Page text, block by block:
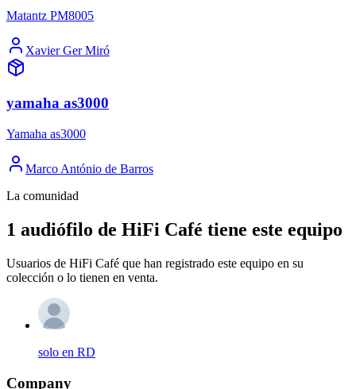
Matantz PM8005
Xavier Ger Miró
yamaha as3000
Yamaha as3000
Marco António de Barros
La comunidad
1 audiófilo de HiFi Café tiene este equipo
Usuarios de HiFi Café que han registrado este equipo en su
colección o lo tienen en venta.
solo en RD
Company